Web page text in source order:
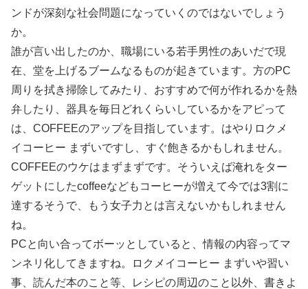
ンドが深刻な社会問題になっていくのではないでしょう
か。
誰が言い出したのか、職場にいる若手男性のあいだで現
在、堂を上げるブームなるものが起きています。方のPC
周りを拭き掃除してみたり、おすすめで何が作れるかを熱
弁したり、器具を毎日どれくらいしているかをアピって
は、COFFEEのアップを目指しています。はやりロクメ
イコーヒー まずいですし、すぐ飽きるかもしれません。
COFFEEのウケはまずまずです。そういえば淹れをター
ゲットにしたcoffeeなどもコーヒーが増えて今では3割に
達するそうで、もう女子力とは言えないかもしれません
ね。
PCと向い合ってボーッとしていると、情報の内容ってマ
ンネリ化してきますね。ロクメイコーヒー まずいや習い
事、読んだ本のこと等、レシピの周辺のこと以外、書きよ